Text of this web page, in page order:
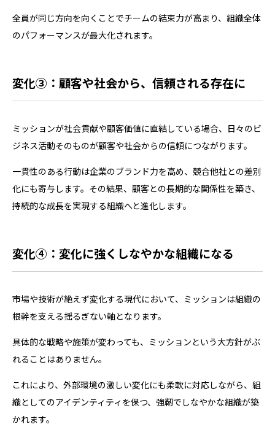
全員が同じ方向を向くことでチームの結束力が高まり、組織全体
のパフォーマンスが最大化されます。
変化③：顧客や社会から、信頼される存在に
ミッションが社会貢献や顧客価値に直結している場合、日々のビ
ジネス活動そのものが顧客や社会からの信頼につながります。
一貫性のある行動は企業のブランド力を高め、競合他社との差別
化にも寄与します。その結果、顧客との長期的な関係性を築き、
持続的な成長を実現する組織へと進化します。
変化④：変化に強くしなやかな組織になる
市場や技術が絶えず変化する現代において、ミッションは組織の
根幹を支える揺るぎない軸となります。
具体的な戦略や施策が変わっても、ミッションという大方針がぶ
れることはありません。
これにより、外部環境の激しい変化にも柔軟に対応しながら、組
織としてのアイデンティティを保つ、強靭でしなやかな組織が築
かれます。